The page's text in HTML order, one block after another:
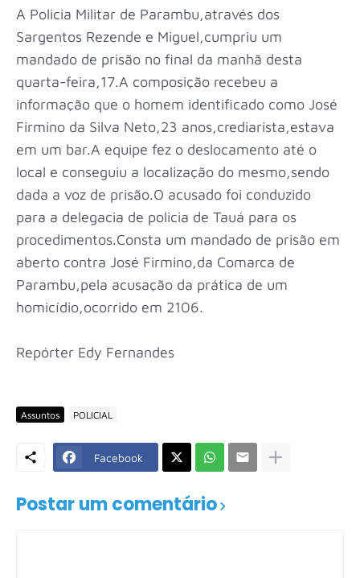
A Policia Militar de Parambu,através dos
Sargentos Rezende e Miguel,cumpriu um
mandado de prisão no final da manhã desta
quarta-feira,17.A composição recebeu a
informação que o homem identificado como José
Firmino da Silva Neto,23 anos,crediarista,estava
em um bar.A equipe fez o deslocamento até o
local e conseguiu a localização do mesmo,sendo
dada a voz de prisão.O acusado foi conduzido
para a delegacia de policia de Tauá para os
procedimentos.Consta um mandado de prisão em
aberto contra José Firmino,da Comarca de
Parambu,pela acusação da prática de um
homicídio,ocorrido em 2106.
Repórter Edy Fernandes
Assuntos POLICIAL
Facebook
Postar um comentário